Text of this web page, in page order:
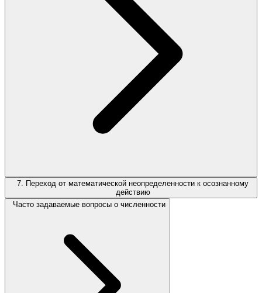
7. Переход от математической неопределенности к осознанному
действию
Часто задаваемые вопросы о численности